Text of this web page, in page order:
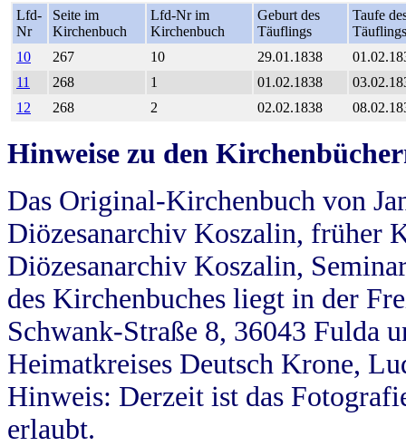
Lfd-
Nr
Seite im
Kirchenbuch
Lfd-Nr im
Kirchenbuch
Geburt des
Täuflings
Taufe
Täuflings
10
267 10 29.01.1838
11
268 1 01.02.1838
12
268 2 02.02.1838
Hinweise zu den
Das Original-Kirchenbuch von
Diözesanarchiv Koszalin, früher
Diözesanarchiv Koszalin,
des Kirchenbuches liegt in der
Schwank-Straße 8, 36043 Fulda
Heimatkreises Deutsch Krone,
Hinweis: Derzeit ist das
erlaubt.